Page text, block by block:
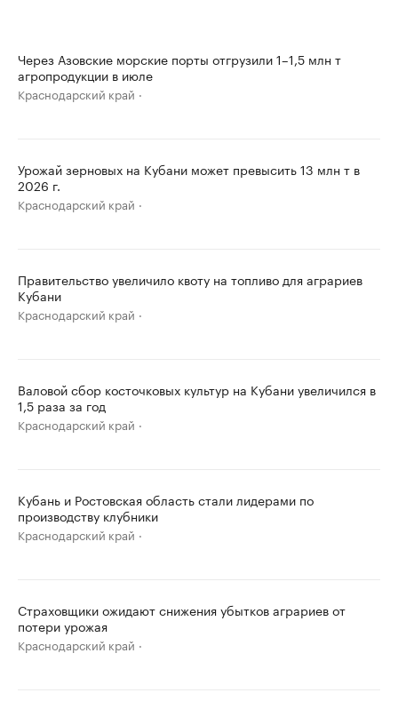
Через Азовские морские порты отгрузили 1–1,5 млн т
агропродукции в июле
Краснодарский край
Урожай зерновых на Кубани может превысить 13 млн т в
2026 г.
Краснодарский край
Правительство увеличило квоту на топливо для аграриев
Кубани
Краснодарский край
Валовой сбор косточковых культур на Кубани увеличился в
1,5 раза за год
Краснодарский край
Кубань и Ростовская область стали лидерами по
производству клубники
Краснодарский край
Страховщики ожидают снижения убытков аграриев от
потери урожая
Краснодарский край